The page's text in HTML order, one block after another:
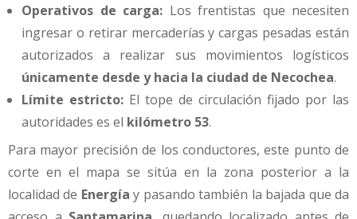
Operativos de carga: Los frentistas que necesiten
ingresar o retirar mercaderías y cargas pesadas están
autorizados a realizar sus movimientos logísticos
únicamente desde y hacia la ciudad de Necochea.
Límite estricto: El tope de circulación fijado por las
autoridades es el kilómetro 53.
Para mayor precisión de los conductores, este punto de
corte en el mapa se sitúa en la zona posterior a la
localidad de Energía y pasando también la bajada que da